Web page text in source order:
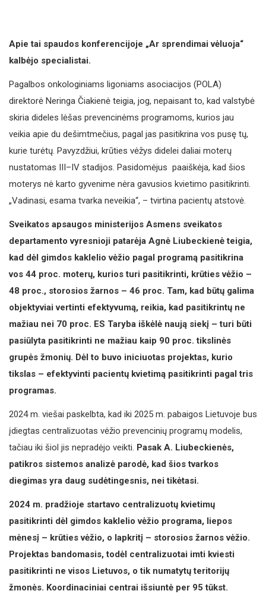
Apie tai spaudos konferencijoje „Ar sprendimai vėluoja“
kalbėjo specialistai.
Pagalbos onkologiniams ligoniams asociacijos (POLA)
direktorė Neringa Čiakienė teigia, jog, nepaisant to, kad valstybė
skiria dideles lėšas prevencinėms programoms, kurios jau
veikia apie du dešimtmečius, pagal jas pasitikrina vos pusę tų,
kurie turėtų. Pavyzdžiui, krūties vėžys didelei daliai moterų
nustatomas III–IV stadijos. Pasidomėjus paaiškėja, kad šios
moterys nė karto gyvenime nėra gavusios kvietimo pasitikrinti.
„Vadinasi, esama tvarka neveikia“, – tvirtina pacientų atstovė.
Sveikatos apsaugos ministerijos Asmens sveikatos
departamento vyresnioji patarėja Agnė Liubeckienė teigia,
kad dėl gimdos kaklelio vėžio pagal programą pasitikrina
vos 44 proc. moterų, kurios turi pasitikrinti, krūties vėžio –
48 proc., storosios žarnos – 46 proc. Tam, kad būtų galima
objektyviai vertinti efektyvumą, reikia, kad pasitikrintų ne
mažiau nei 70 proc. ES Taryba iškėlė naują siekį – turi būti
pasiūlyta pasitikrinti ne mažiau kaip 90 proc. tikslinės
grupės žmonių. Dėl to buvo iniciuotas projektas, kurio
tikslas – efektyvinti pacientų kvietimą pasitikrinti pagal tris
programas.
2024 m. viešai paskelbta, kad iki 2025 m. pabaigos Lietuvoje bus
įdiegtas centralizuotas vėžio prevencinių programų modelis,
tačiau iki šiol jis nepradėjo veikti. Pasak A. Liubeckienės,
patikros sistemos analizė parodė, kad šios tvarkos
diegimas yra daug sudėtingesnis, nei tikėtasi.
2024 m. pradžioje startavo centralizuotų kvietimų
pasitikrinti dėl gimdos kaklelio vėžio programa, liepos
mėnesį – krūties vėžio, o lapkritį – storosios žarnos vėžio.
Projektas bandomasis, todėl centralizuotai imti kviesti
pasitikrinti ne visos Lietuvos, o tik numatytų teritorijų
žmonės. Koordinaciniai centrai išsiuntė per 95 tūkst.